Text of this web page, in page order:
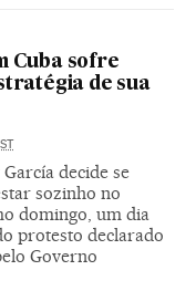
Cuba sofre
de sua
decide se
sozinho no
domingo, um dia
protesto declarado
Governo